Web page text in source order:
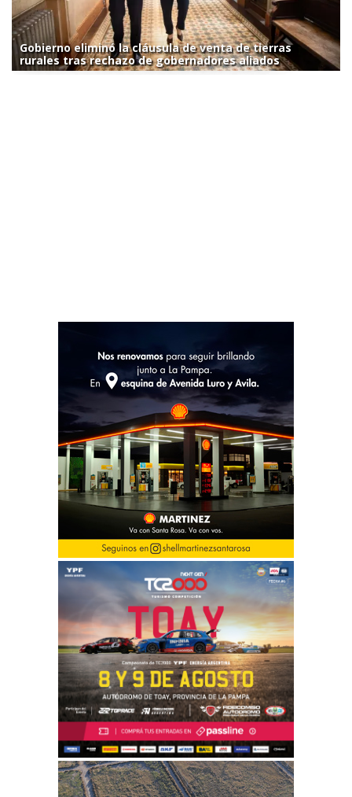
Gobierno eliminó la cláusula de venta de tierras
rurales tras rechazo de gobernadores aliados